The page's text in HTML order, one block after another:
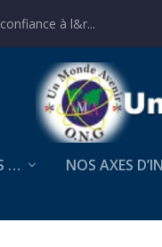
à l&r...
… NOS AXES